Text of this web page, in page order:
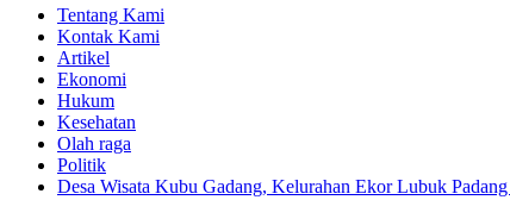
Tentang Kami
Kontak Kami
Artikel
Ekonomi
Hukum
Kesehatan
Olah raga
Politik
Desa Wisata Kubu Gadang, Kelurahan Ekor Lubuk